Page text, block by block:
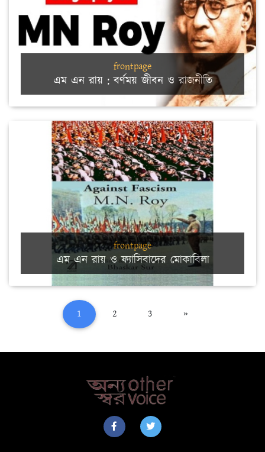
frontpage
এম এন রায় : বর্ণময় জীবন ও রাজনীতি
frontpage
এম এন রায় ও ফ্যাসিবাদের মোকাবিলা
1 (current)2 3 »